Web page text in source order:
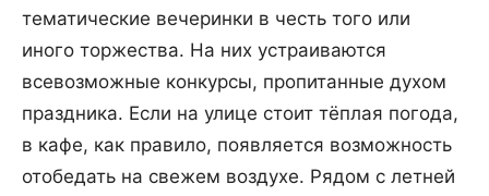
тематические вечеринки в честь того или
иного торжества. На них устраиваются
всевозможные конкурсы, пропитанные духом
праздника. Если на улице стоит тёплая погода,
в кафе, как правило, появляется возможность
отобедать на свежем воздухе. Рядом с летней